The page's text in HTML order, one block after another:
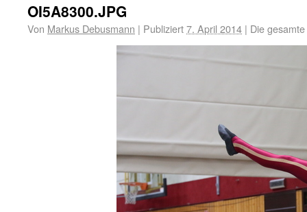
OI5A8300.JPG
Von Markus Debusmann | Publiziert7. April 2014 | Die